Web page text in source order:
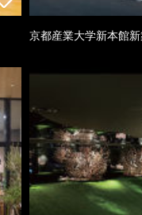
京都産業大学新本館